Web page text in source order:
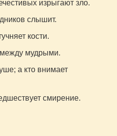
изрыгают зло.
слышит.
кости.
между мудрыми.
а кто внимает
смирение.